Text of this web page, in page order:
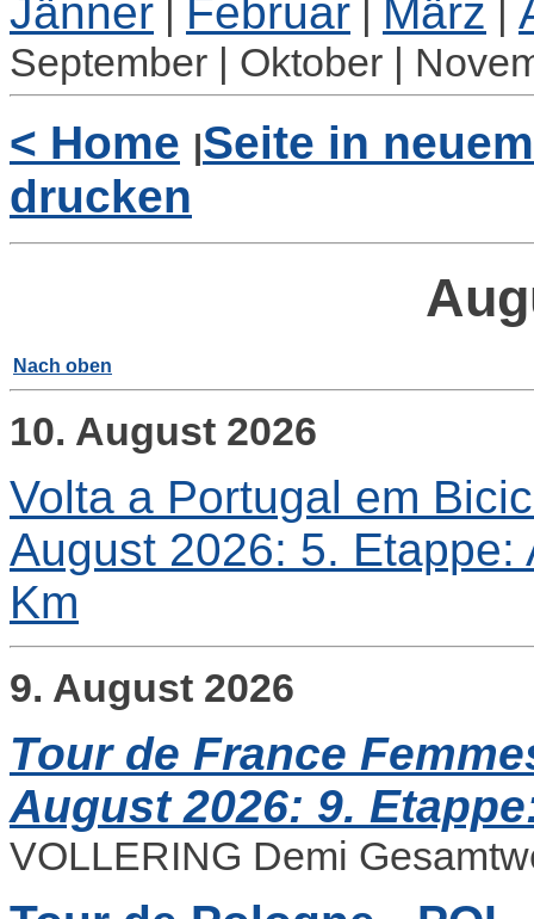
Jänner | Februar | März |
September | Oktober |
< Home |Seite in
drucken
Nach oben
10. August 2026
Volta a Portugal em
August 2026: 5.
Km
9. August 2026
Tour de France
August 2026: 9.
VOLLERING Demi